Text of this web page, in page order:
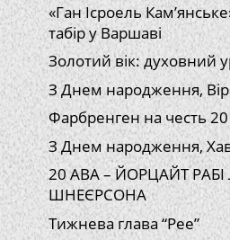
«Ган Ісроель
табір у Варшаві
Золотий вік: духовний
З Днем народження,
Фарбренген на честь
З Днем народження,
20 АВА – ЙОРЦАЙТ РАБІ
ШНЕЄРСОНА
Тижнева глава “Рее”